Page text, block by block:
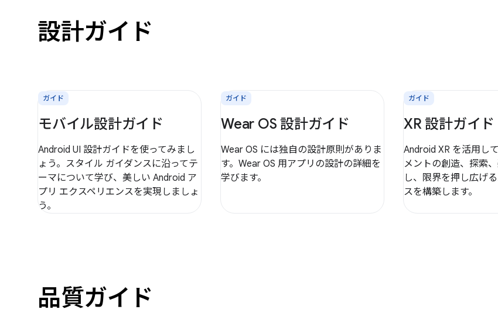
設計ガイド
ガイド
モバイル設計ガイド
Android UI 設計ガイドを使ってみまし
ょう。スタイル ガイダンスに沿ってテ
ーマについて学び、美しい Android ア
プリ エクスペリエンスを実現しましょ
う。
ガイド
Wear OS 設計ガイド
Wear OS には独自の設計原則がありま
す。Wear OS 用アプリの設計の詳細を
学びます。
ガイド
XR 設計ガイド
Android XR を活用し
メントの創造、探索
し、限界を押し広げ
スを構築します。
品質ガイド